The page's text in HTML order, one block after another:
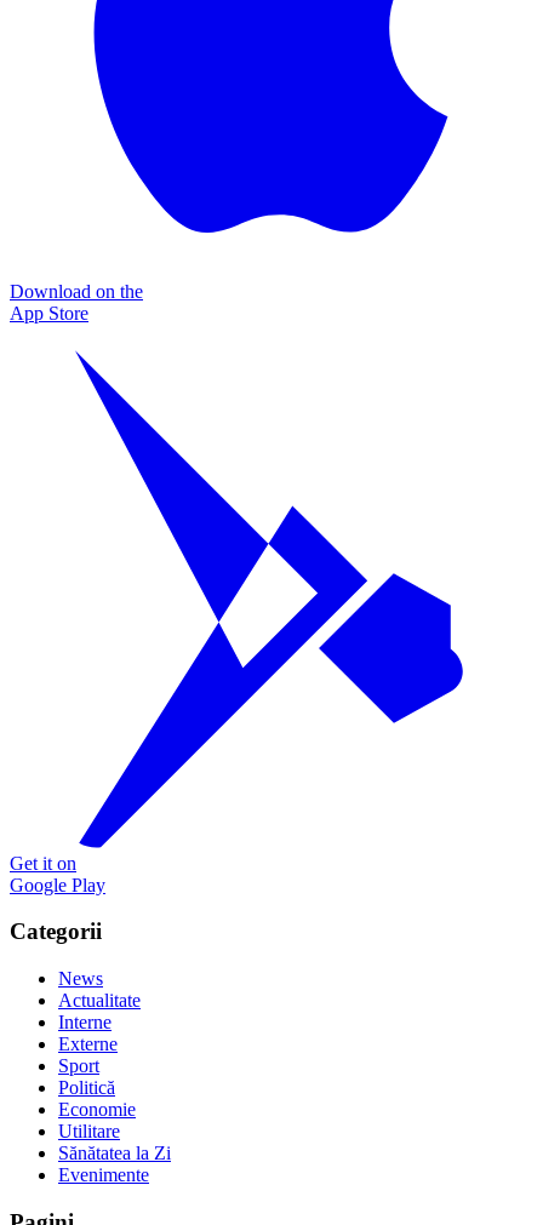
Download on the
App Store
Get it on
Google Play
Categorii
News
Actualitate
Interne
Externe
Sport
Politică
Economie
Utilitare
Sănătatea la Zi
Evenimente